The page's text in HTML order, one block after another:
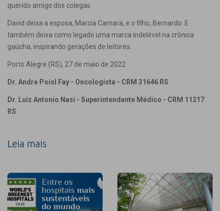
querido amigo dos colegas.
David deixa a esposa, Marcia Camara, e o filho, Bernardo. E
também deixa como legado uma marca indelével na crônica
gaúcha, inspirando gerações de leitores.
Porto Alegre (RS), 27 de maio de 2022
Dr. Andre Poisl Fay - Oncologista - CRM 31646 RS
Dr. Luiz Antonio Nasi - Superintendente Médico - CRM 11217
RS
Leia mais